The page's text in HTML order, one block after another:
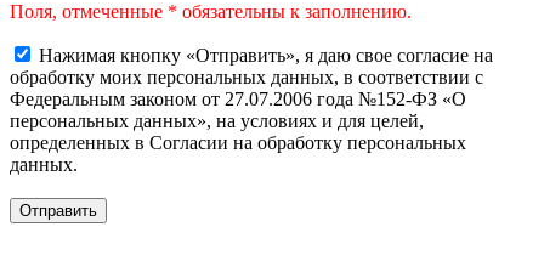
Поля, отмеченные * обязательны к заполнению.
Нажимая кнопку «Отправить», я даю свое согласие на
обработку моих персональных данных, в соответствии с
Федеральным законом от 27.07.2006 года №152-ФЗ «О
персональных данных», на условиях и для целей,
определенных в Согласии на обработку персональных
данных.